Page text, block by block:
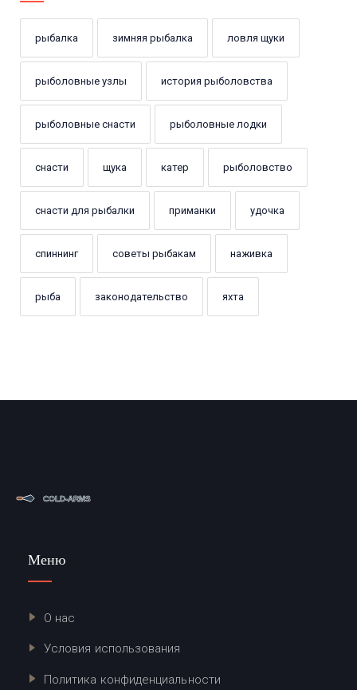
рыбалка зимняя рыбалка ловля щуки
рыболовные узлы история рыболовства
рыболовные снасти рыболовные лодки
снасти щука катер рыболовство
снасти для рыбалки приманки удочка
спиннинг советы рыбакам наживка
рыба законодательство яхта
Меню
О нас
Условия использования
Политика конфиденциальности